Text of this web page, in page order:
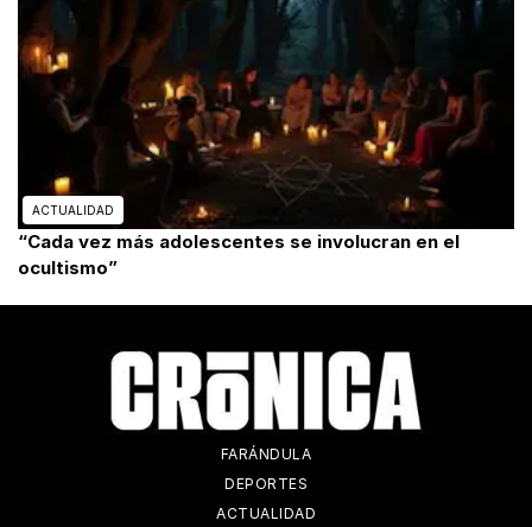
ACTUALIDAD
“Cada vez más adolescentes se involucran en el
ocultismo”
FARÁNDULA
DEPORTES
ACTUALIDAD